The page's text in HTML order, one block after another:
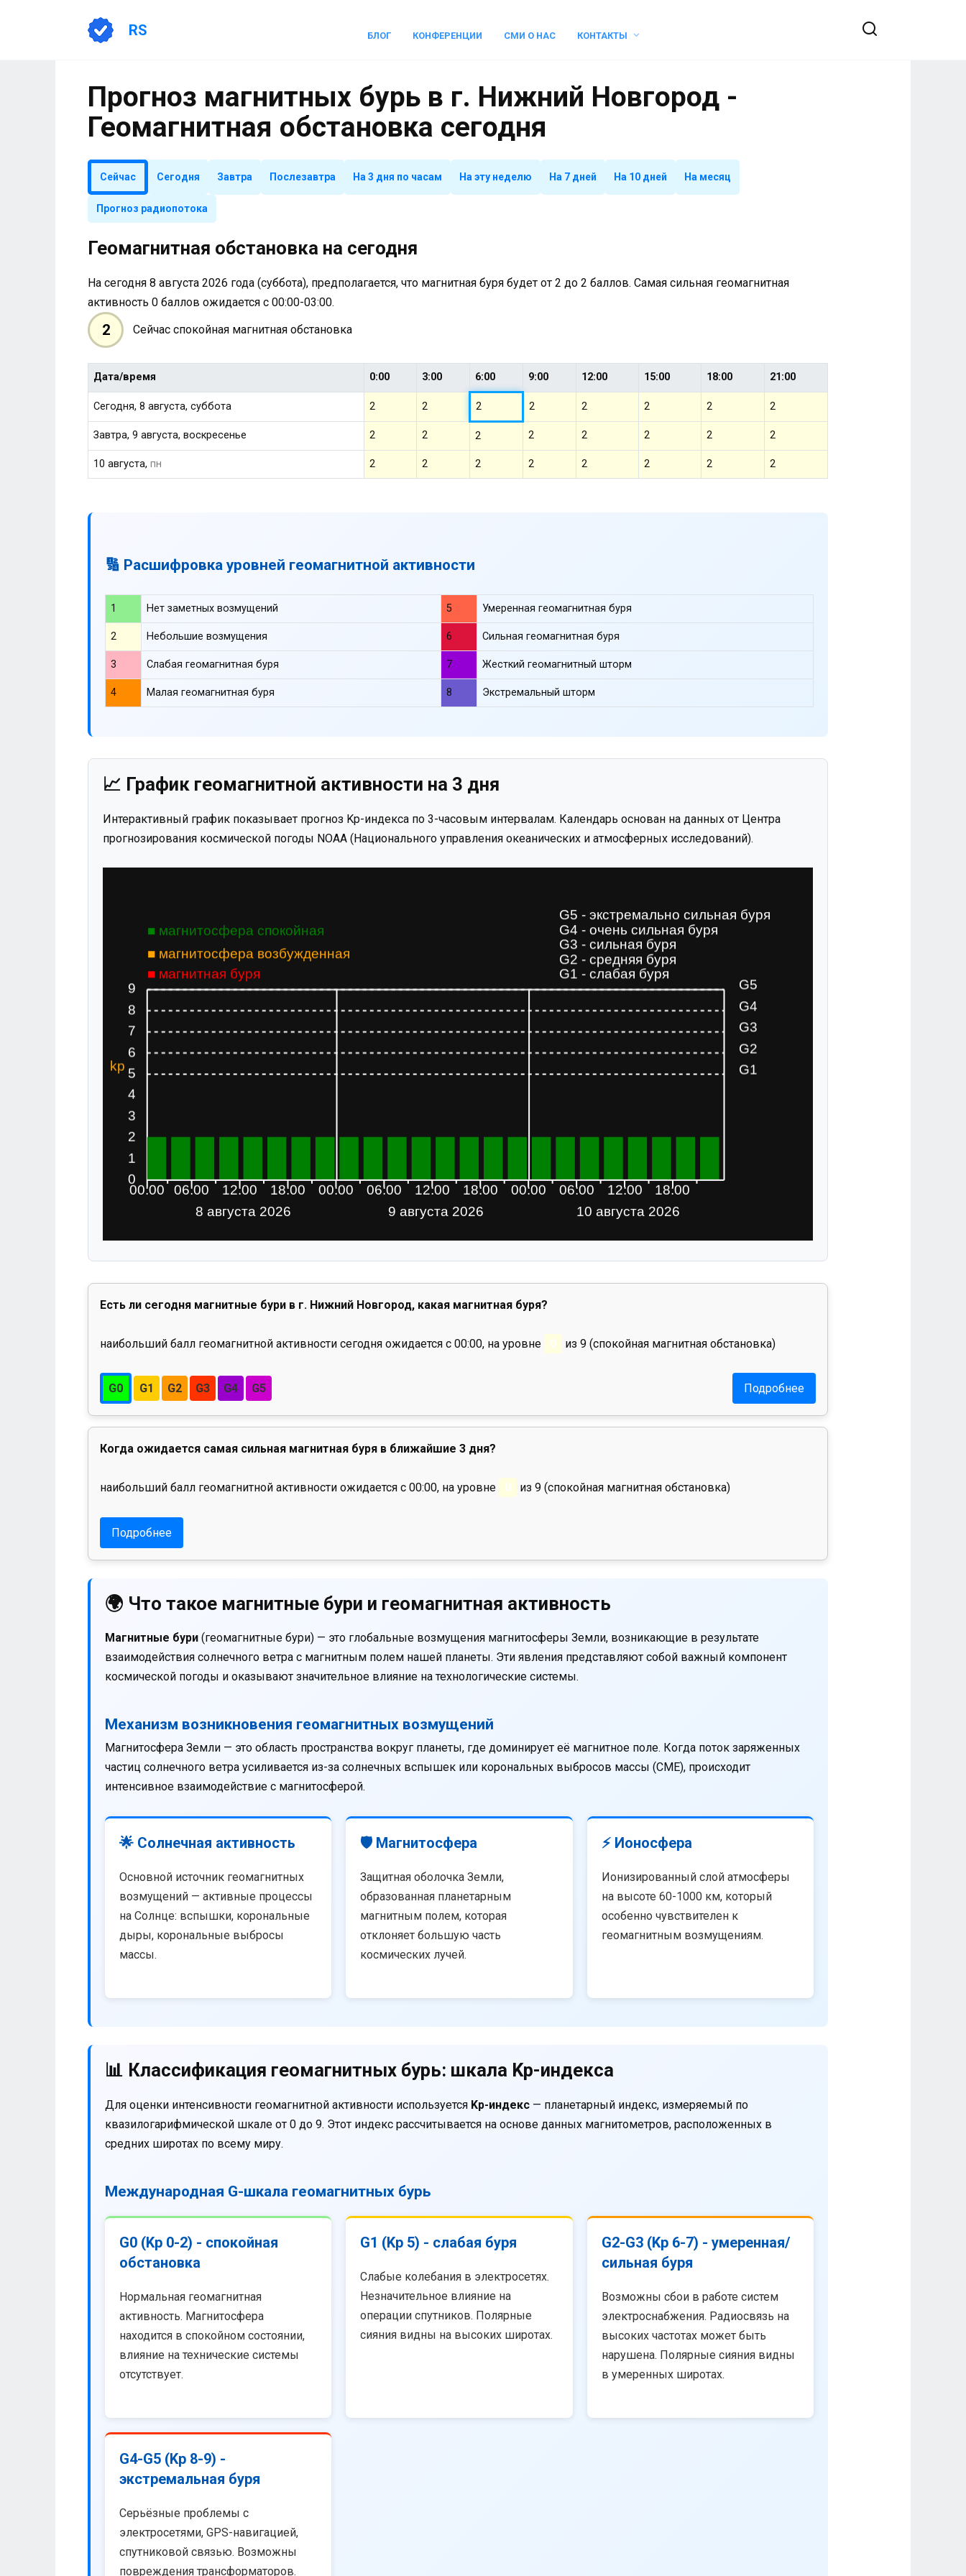
RS БЛОГ КОНФЕРЕНЦИИ СМИ О НАС КОНТАКТЫ
Прогноз магнитных бурь в г. Нижний Новгород -
Геомагнитная обстановка сегодня
Сейчас Сегодня Завтра Послезавтра На 3 дня по часам На эту неделю На 7 дней На 10 дней На месяц
Прогноз радиопотока
Геомагнитная обстановка на сегодня
На сегодня 8 августа 2026 года (суббота), предполагается, что магнитная буря будет от 2 до 2 баллов. Самая сильная геомагнитная
активность 0 баллов ожидается с 00:00-03:00.
2 Сейчас спокойная магнитная обстановка
Дата/время 0:00 3:00 6:00 9:00 12:00 15:00 18:00 21:00
Сегодня, 8 августа, суббота 2 2 2 2 2 2 2 2
Завтра, 9 августа, воскресенье 2 2 2 2 2 2 2 2
10 августа,пн 2 2 2 2 2 2 2 2
🔢 Расшифровка уровней геомагнитной активности
1 Нет заметных возмущений 5 Умеренная геомагнитная буря
2 Небольшие возмущения 6 Сильная геомагнитная буря
3 Слабая геомагнитная буря 7 Жесткий геомагнитный шторм
4 Малая геомагнитная буря 8 Экстремальный шторм
📈 График геомагнитной активности на 3 дня
Интерактивный график показывает прогноз Kp-индекса по 3-часовым интервалам. Календарь основан на данных от Центра
прогнозирования космической погоды NOAA (Национального управления океанических и атмосферных исследований).
Есть ли сегодня магнитные бури в г. Нижний Новгород, какая магнитная буря?
наибольший балл геомагнитной активности сегодня ожидается с 00:00, на уровне 0 из 9 (спокойная магнитная обстановка)
G0 G1 G2 G3 G4 G5 Подробнее
Когда ожидается самая сильная магнитная буря в ближайшие 3 дня?
наибольший балл геомагнитной активности ожидается с 00:00, на уровне 0 из 9 (спокойная магнитная обстановка)
Подробнее
🌍 Что такое магнитные бури и геомагнитная активность
Магнитные бури (геомагнитные бури) — это глобальные возмущения магнитосферы Земли, возникающие в результате
взаимодействия солнечного ветра с магнитным полем нашей планеты. Эти явления представляют собой важный компонент
космической погоды и оказывают значительное влияние на технологические системы.
Механизм возникновения геомагнитных возмущений
Магнитосфера Земли — это область пространства вокруг планеты, где доминирует её магнитное поле. Когда поток заряженных
частиц солнечного ветра усиливается из-за солнечных вспышек или корональных выбросов массы (CME), происходит
интенсивное взаимодействие с магнитосферой.
🌟 Солнечная активность
Основной источник геомагнитных
возмущений — активные процессы
на Солнце: вспышки, корональные
дыры, корональные выбросы
массы.
🛡️ Магнитосфера
Защитная оболочка Земли,
образованная планетарным
магнитным полем, которая
отклоняет большую часть
космических лучей.
⚡ Ионосфера
Ионизированный слой атмосферы
на высоте 60-1000 км, который
особенно чувствителен к
геомагнитным возмущениям.
📊 Классификация геомагнитных бурь: шкала Kp-индекса
Для оценки интенсивности геомагнитной активности используется Kp-индекс — планетарный индекс, измеряемый по
квазилогарифмической шкале от 0 до 9. Этот индекс рассчитывается на основе данных магнитометров, расположенных в
средних широтах по всему миру.
Международная G-шкала геомагнитных бурь
G0 (Kp 0-2) - спокойная
обстановка
Нормальная геомагнитная
активность. Магнитосфера
находится в спокойном состоянии,
влияние на технические системы
отсутствует.
G1 (Kp 5) - слабая буря
Слабые колебания в электросетях.
Незначительное влияние на
операции спутников. Полярные
сияния видны на высоких широтах.
G2-G3 (Kp 6-7) - умеренная/
сильная буря
Возможны сбои в работе систем
электроснабжения. Радиосвязь на
высоких частотах может быть
нарушена. Полярные сияния видны
в умеренных широтах.
G4-G5 (Kp 8-9) -
экстремальная буря
Серьёзные проблемы с
электросетями, GPS-навигацией,
спутниковой связью. Возможны
повреждения трансформаторов.